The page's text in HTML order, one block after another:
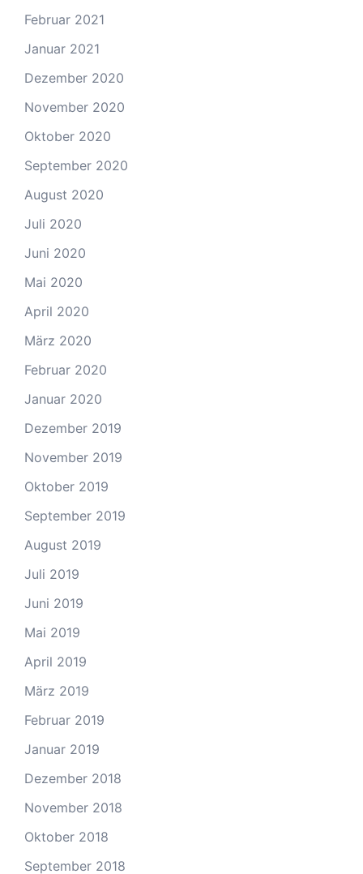
Februar 2021
Januar 2021
Dezember 2020
November 2020
Oktober 2020
September 2020
August 2020
Juli 2020
Juni 2020
Mai 2020
April 2020
März 2020
Februar 2020
Januar 2020
Dezember 2019
November 2019
Oktober 2019
September 2019
August 2019
Juli 2019
Juni 2019
Mai 2019
April 2019
März 2019
Februar 2019
Januar 2019
Dezember 2018
November 2018
Oktober 2018
September 2018